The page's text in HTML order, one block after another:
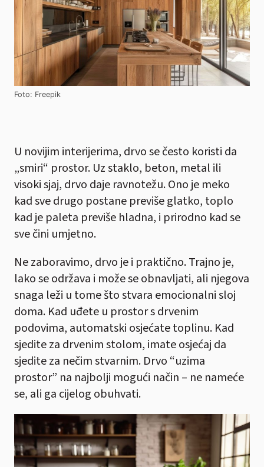
Foto: Freepik
U novijim interijerima, drvo se često koristi da
„smiri“ prostor. Uz staklo, beton, metal ili
visoki sjaj, drvo daje ravnotežu. Ono je meko
kad sve drugo postane previše glatko, toplo
kad je paleta previše hladna, i prirodno kad se
sve čini umjetno.
Ne zaboravimo, drvo je i praktično. Trajno je,
lako se održava i može se obnavljati, ali njegova
snaga leži u tome što stvara emocionalni sloj
doma. Kad uđete u prostor s drvenim
podovima, automatski osjećate toplinu. Kad
sjedite za drvenim stolom, imate osjećaj da
sjedite za nečim stvarnim. Drvo “uzima
prostor” na najbolji mogući način – ne nameće
se, ali ga cijelog obuhvati.